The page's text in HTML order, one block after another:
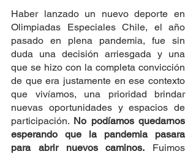
Haber lanzado un nuevo deporte en
Olimpiadas Especiales Chile, el año
pasado en plena pandemia, fue sin
duda una decisión arriesgada y una
que se hizo con la completa convicción
de que era justamente en ese contexto
que vivíamos, una prioridad brindar
nuevas oportunidades y espacios de
participación. No podíamos quedarnos
esperando que la pandemia pasara
para abrir nuevos caminos. Fuimos